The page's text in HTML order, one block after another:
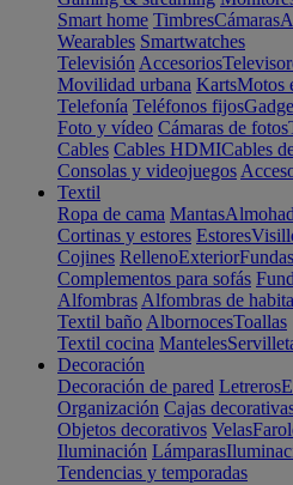
Smart home TimbresCámaras
Wearables Smartwatches
Televisión Accesorios
Movilidad urbana KartsMotos
Telefonía Teléfonos fijos
Foto y vídeo Cámaras de fotos
Cables Cables HDMICables
Consolas y videojuegos
Textil
Ropa de cama Mantas
Cortinas y estores Estores
Cojines RellenoExteriorFundas
Complementos para sofás
Alfombras Alfombras de
Textil baño AlbornocesToallas
Textil cocina Manteles
Decoración
Decoración de pared Letreros
Organización Cajas
Objetos decorativos Velas
Iluminación Lámparas
Tendencias y temporadas